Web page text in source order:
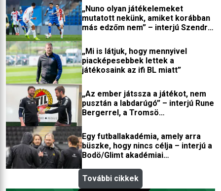
hogy az alapvető civilizációs
viselkedési normákat a futballultrák is
betartsák – és ezt a japánok hétről
hétre bizonyítják is.
„Nuno olyan játékelemeket
mutatott nekünk, amiket korábban
más edzőm nem” – interjú Szendrei
Norberttel
„Mi is látjuk, hogy mennyivel
piacképesebbek lettek a
játékosaink az ifi BL miatt”
„Az ember játssza a játékot, nem
pusztán a labdarúgó” – interjú Rune
Bergerrel, a Tromsö
Egy futballakadémia, amely arra
büszke, hogy nincs célja – interjú a
Bodö/Glimt akadémiai
További cikkek